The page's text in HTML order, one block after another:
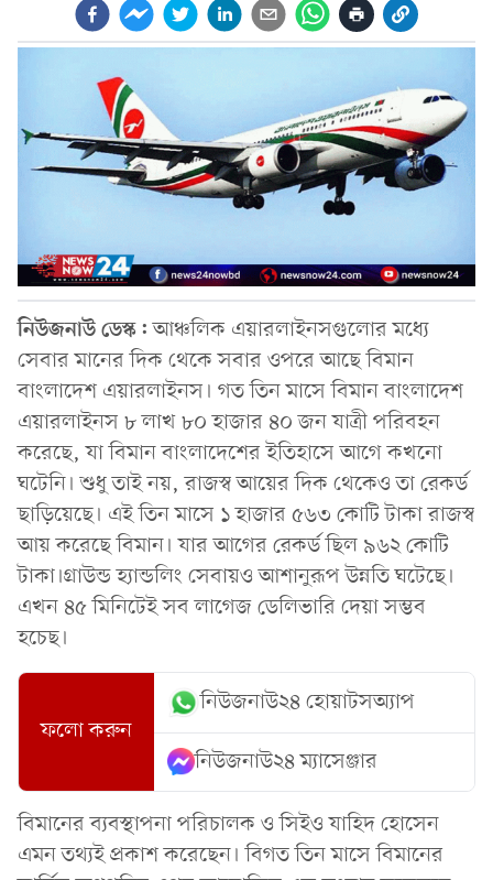
নিউজনাউ ডেস্ক:আঞ্চলিক এয়ারলাইনসগুলোর মধ্যে
সেবার মানের দিক থেকে সবার ওপরে আছে বিমান
বাংলাদেশ এয়ারলাইনস। গত তিন মাসে বিমান বাংলাদেশ
এয়ারলাইনস ৮ লাখ ৮০ হাজার ৪০ জন যাত্রী পরিবহন
করেছে, যা বিমান বাংলাদেশের ইতিহাসে আগে কখনো
ঘটেনি। শুধু তাই নয়, রাজস্ব আয়ের দিক থেকেও তা রেকর্ড
ছাড়িয়েছে। এই তিন মাসে ১ হাজার ৫৬৩ কোটি টাকা রাজস্ব
আয় করেছে বিমান। যার আগের রেকর্ড ছিল ৯৬২ কোটি
টাকা।গ্রাউন্ড হ্যান্ডলিং সেবায়ও আশানুরূপ উন্নতি ঘটেছে।
এখন ৪৫ মিনিটেই সব লাগেজ ডেলিভারি দেয়া সম্ভব
হচেছ।
ফলো করুন
নিউজনাউ২৪ হোয়াটসঅ্যাপ
নিউজনাউ২৪ ম্যাসেঞ্জার
বিমানের ব্যবস্থাপনা পরিচালক ও সিইও যাহিদ হোসেন
এমন তথ্যই প্রকাশ করেছেন। বিগত তিন মাসে বিমানের